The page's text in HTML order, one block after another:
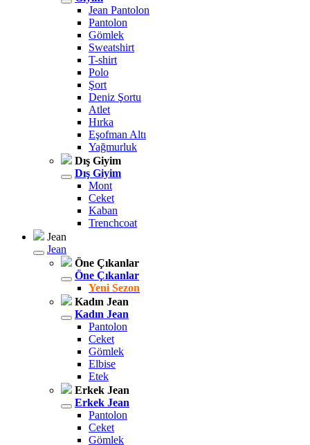
Jean Pantolon
Pantolon
Gömlek
Sweatshirt
T-shirt
Polo
Şort
Deniz Şortu
Atlet
Hırka
Eşofman Altı
Yağmurluk
Dış Giyim
Dış Giyim
Mont
Ceket
Kaban
Trenchcoat
Jean
Jean
Öne Çıkanlar
Öne Çıkanlar
Yeni Sezon
Kadın Jean
Kadın Jean
Pantolon
Ceket
Gömlek
Elbise
Etek
Erkek Jean
Erkek Jean
Pantolon
Ceket
Gömlek